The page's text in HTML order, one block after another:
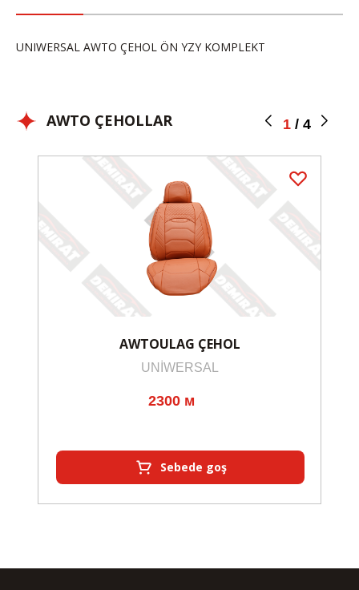
UNIWERSAL AWTO ÇEHOL ÖN YZY KOMPLEKT
AWTO ÇEHOLLAR 1 / 4
AWTOULAG ÇEHOL
UNİWERSAL
2300 м
Sebede goş